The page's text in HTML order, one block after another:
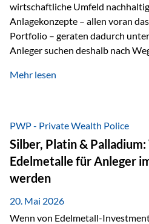
wirtschaftliche Umfeld
Anlagekonzepte – allen voran
Portfolio – geraten dadurch
Anleger suchen deshalb nach
Unsicherheit abzusichern. Genau
monetäre Rolle zurück Gold
bemerkenswerte Renaissance
Treiber sind Rekordkäufe der
Spannungen und ein
ungedeckte Papierwährungen.
Vertrauensverlust ausfällt, zeigt
Mehr lesen
PWP - Private Wealth Police
Silber, Platin &
Edelmetalle für Anleger
werden
20. Mai 2026
Wenn von Edelmetall-